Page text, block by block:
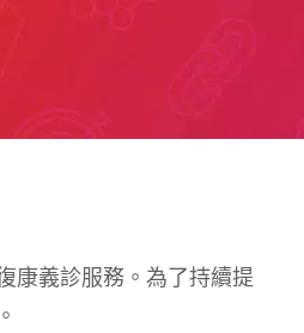
康義診服務。為了持續提